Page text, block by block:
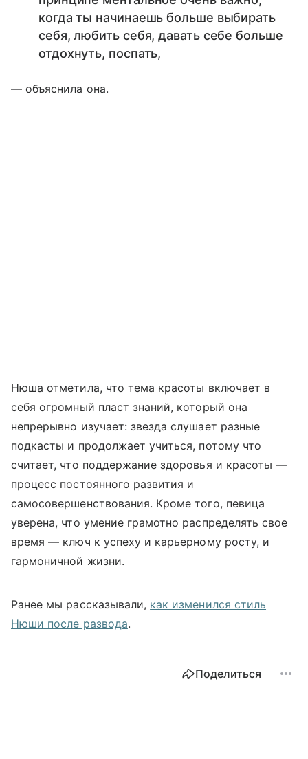
когда ты начинаешь больше выбирать
себя, любить себя, давать себе больше
отдохнуть, поспать,
— объяснила она.
Нюша отметила, что тема красоты включает в
себя огромный пласт знаний, который она
непрерывно изучает: звезда слушает разные
подкасты и продолжает учиться, потому что
считает, что поддержание здоровья и красоты —
процесс постоянного развития и
самосовершенствования. Кроме того, певица
уверена, что умение грамотно распределять свое
время — ключ к успеху и карьерному росту, и
гармоничной жизни.
Ранее мы рассказывали, как изменился стиль
Нюши после развода.
Поделиться